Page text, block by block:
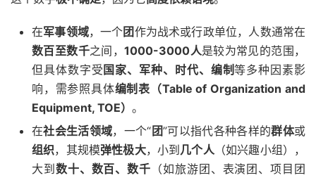
在军事领域，一个团作为战术或行政单位，人数通常在
数百至数千之间，1000-3000人是较为常见的范围，
但具体数字受 国家、军种、时代、编制等多种因素影
响，需参照具体编制表（Table of Organization and
Equipment, TOE） 。
在社会生活领域，一个“ 团”可以指代各种各样的群体或
组织，其规模弹性极大，小到 几个人（如兴趣小组），
大到 数十、数百、数千 （如旅游团、表演团、项目团